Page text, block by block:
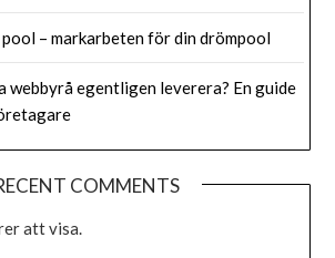
– markarbeten för din drömpool
webbyrå egentligen leverera? En guide
COMMENTS
att visa.